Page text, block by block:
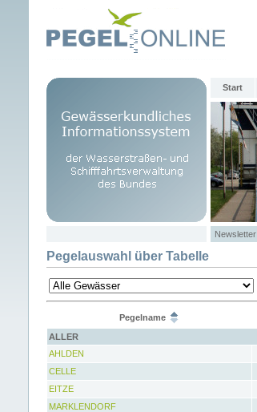
Start
Newsletter
Pegelauswahl über Tabelle
Pegelname
ALLER
AHLDEN
CELLE
EITZE
MARKLENDORF